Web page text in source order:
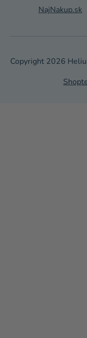
NajNakup.sk
Copyright 2026